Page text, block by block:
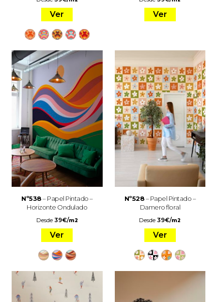
Ver Ver
Nº538– Papel Pintado –
Horizonte Ondulado
Desde 39€/m2
Ver
Nº528– Papel Pintado –
Damero floral
Desde39€/m2
Ver